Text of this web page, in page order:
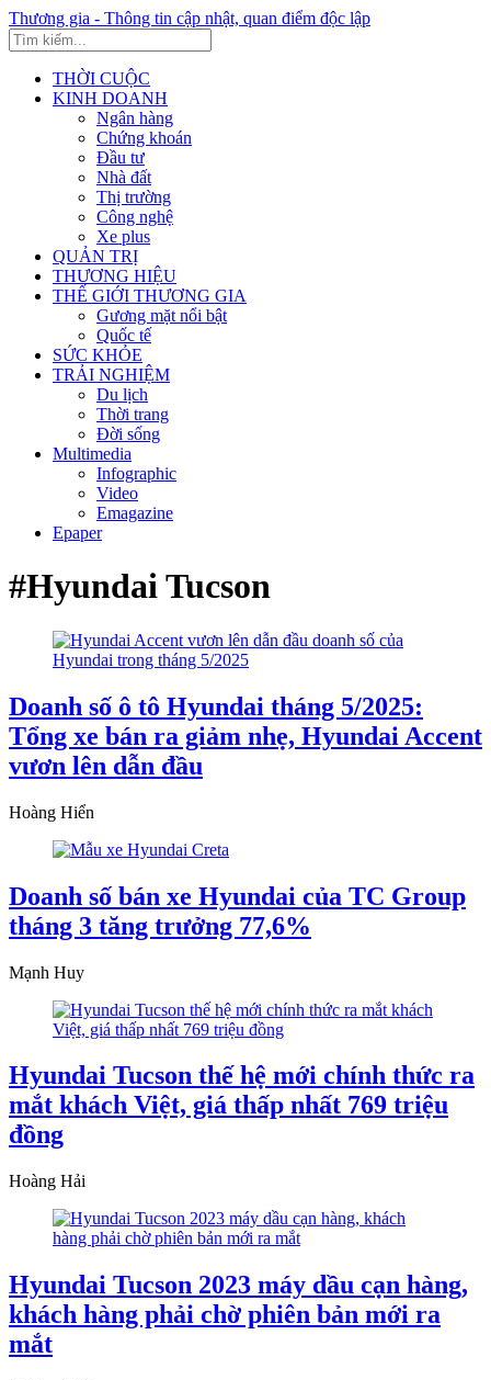
Thương gia - Thông tin cập nhật, quan điểm độc lập
THỜI CUỘC
KINH DOANH
Ngân hàng
Chứng khoán
Đầu tư
Nhà đất
Thị trường
Công nghệ
Xe plus
QUẢN TRỊ
THƯƠNG HIỆU
THẾ GIỚI THƯƠNG GIA
Gương mặt nổi bật
Quốc tế
SỨC KHỎE
TRẢI NGHIỆM
Du lịch
Thời trang
Đời sống
Multimedia
Infographic
Video
Emagazine
Epaper
#Hyundai Tucson
Doanh số ô tô Hyundai tháng 5/2025:
Tổng xe bán ra giảm nhẹ, Hyundai Accent
vươn lên dẫn đầu
Hoàng Hiển
Doanh số bán xe Hyundai của TC Group
tháng 3 tăng trưởng 77,6%
Mạnh Huy
Hyundai Tucson thế hệ mới chính thức ra
mắt khách Việt, giá thấp nhất 769 triệu
đồng
Hoàng Hải
Hyundai Tucson 2023 máy dầu cạn hàng,
khách hàng phải chờ phiên bản mới ra
mắt